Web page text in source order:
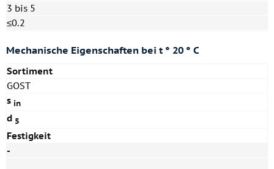
3 bis 5
≤0.2
Mechanische Eigenschaften bei t ° 20 ° C
Sortiment
GOST
s in
d 5
Festigkeit
-